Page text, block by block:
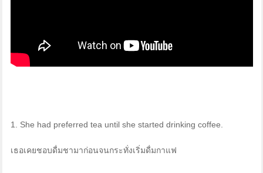
1. She had preferred tea until she started drinking coffee.
เธอเคยชอบดื่มชามาก่อนจนกระทั่งเริ่มดื่มกาแฟ